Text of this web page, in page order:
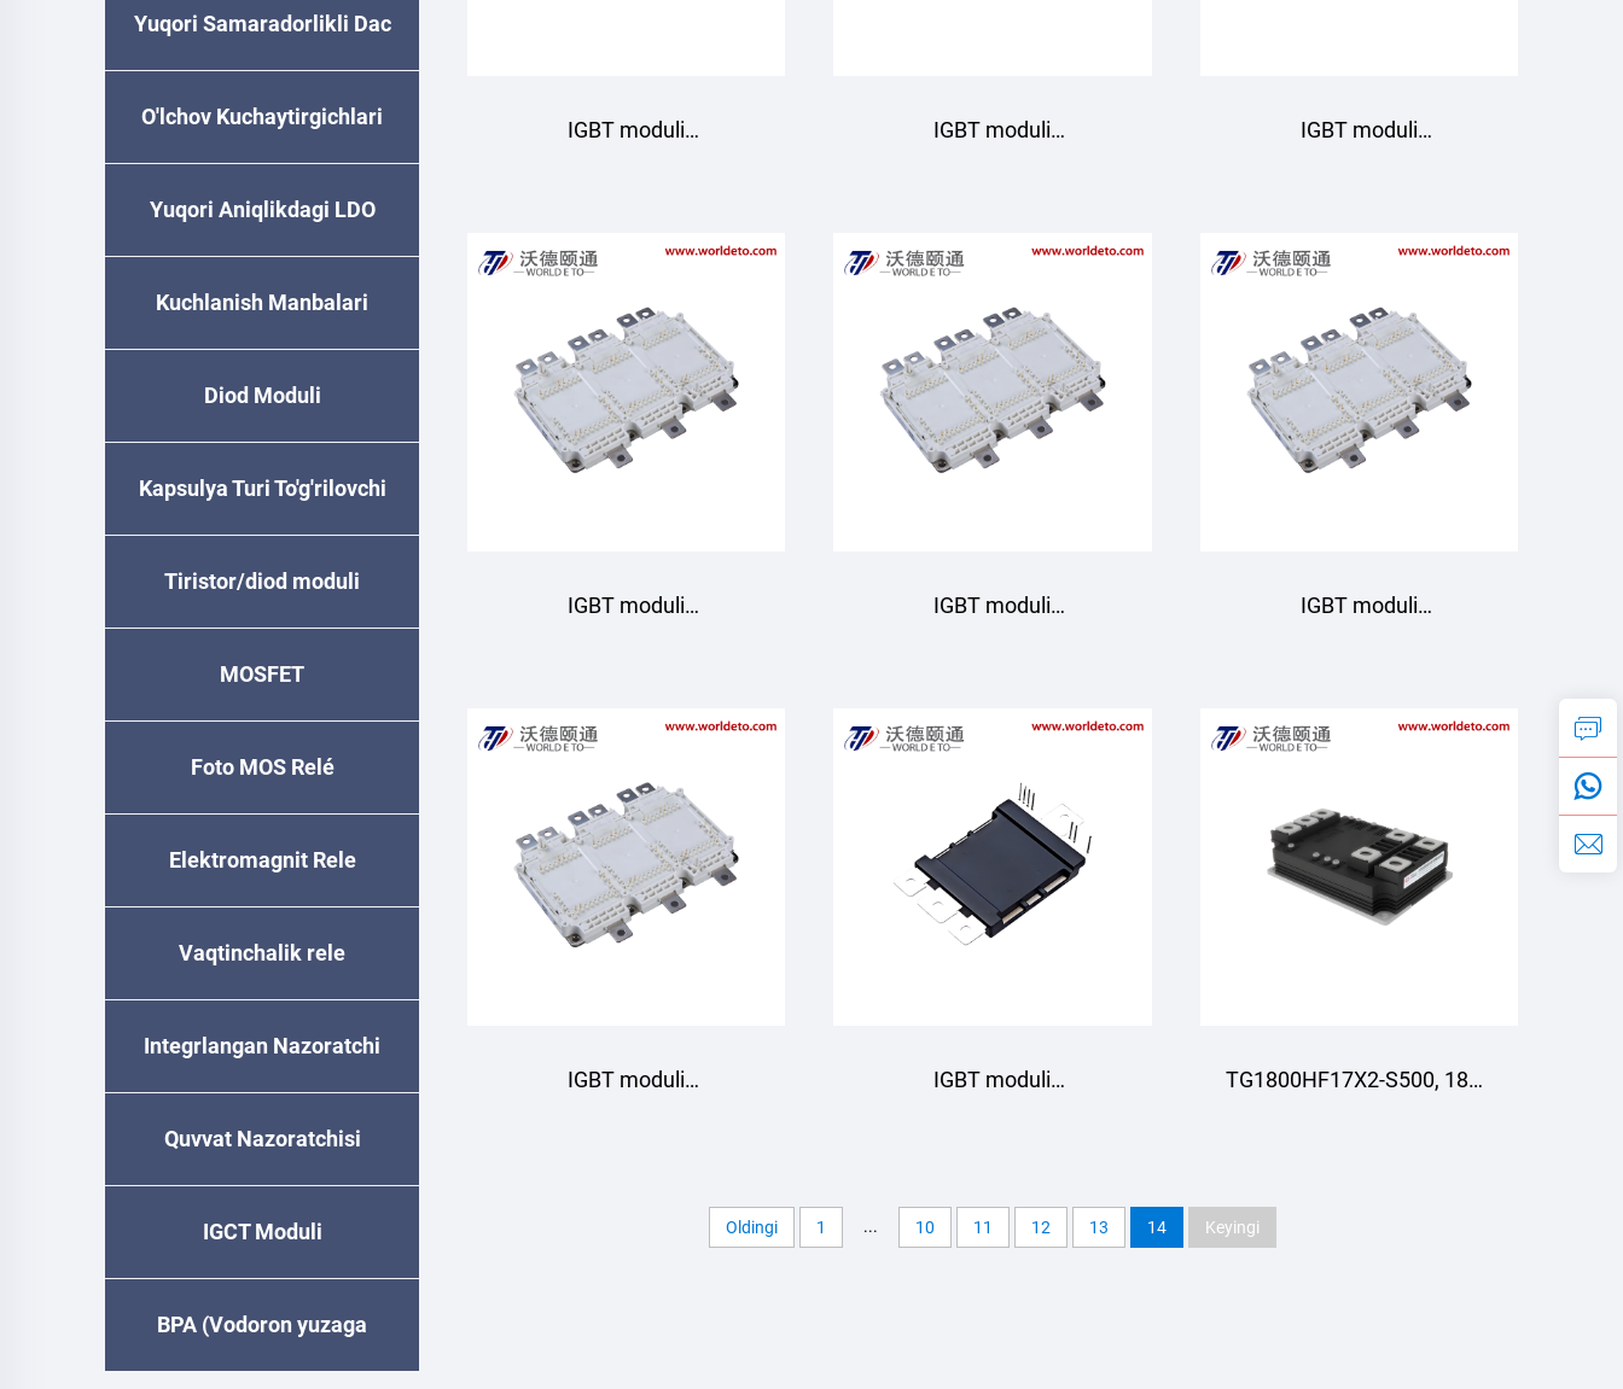
Yuqori Samaradorlikli Dac
O'lchov Kuchaytirgichlari
Yuqori Aniqlikdagi LDO
Kuchlanish Manbalari
Diod Moduli
Kapsulya Turi To'g'rilovchi
Diode
Tiristor/diod moduli
MOSFET
Foto MOS Relé
Elektromagnit Rele
Vaqtinchalik relе
Integrlangan Nazoratchi
Quvvat Nazoratchisi
IGCT Moduli
BPA (Vodoron yuzaga
IGBT moduli
Starpower
IGBT moduli
Starpower
IGBT moduli
IGBT moduli
Starpower
IGBT moduli
Starpower
IGBT moduli
Starpower
IGBT moduli IGBT moduli
Starpower
TG1800HF17X2-S500, 1800
Oldingi 1 ... 10 11 12 13 14 Keyingi